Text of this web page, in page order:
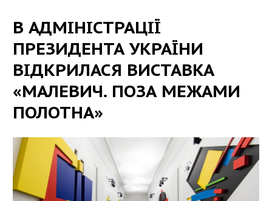
В АДМІНІСТРАЦІЇ
ПРЕЗИДЕНТА УКРАЇНИ
ВІДКРИЛАСЯ ВИСТАВКА
«МАЛЕВИЧ. ПОЗА МЕЖАМИ
ПОЛОТНА»